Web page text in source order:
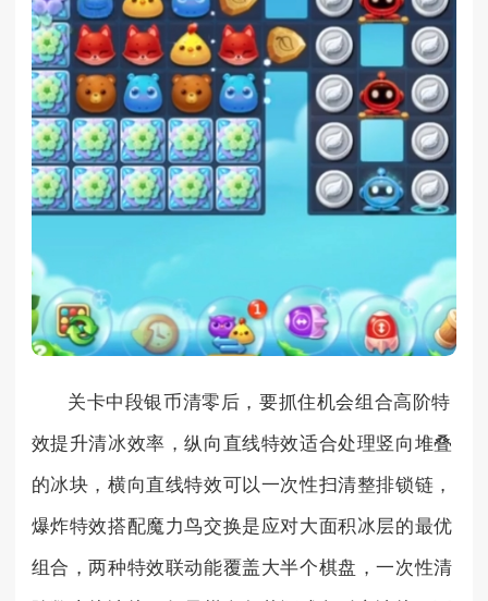
关卡中段银币清零后，要抓住机会组合高阶特
效提升清冰效率，纵向直线特效适合处理竖向堆叠
的冰块，横向直线特效可以一次性扫清整排锁链，
爆炸特效搭配魔力鸟交换是应对大面积冰层的最优
组合，两种特效联动能覆盖大半个棋盘，一次性清